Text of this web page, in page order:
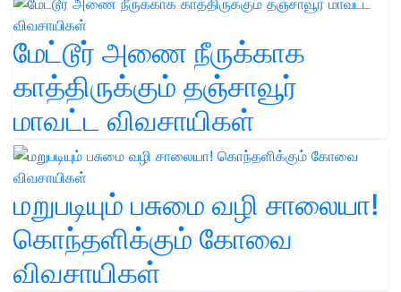
மேட்டூர் அணை நீருக்காக
காத்திருக்கும் தஞ்சாவூர்
மாவட்ட விவசாயிகள்
மறுபடியும் பசுமை வழி சாலையா!
கொந்தளிக்கும் கோவை
விவசாயிகள்